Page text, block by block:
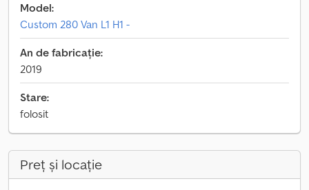
Model:
Custom 280 Van L1 H1 -
An de fabricație:
2019
Stare:
folosit
Preț și locație